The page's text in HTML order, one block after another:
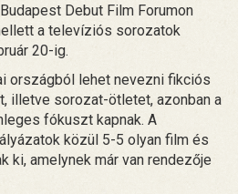
Debut Film Forumon
a televíziós sorozatok
20-ig.
országból lehet nevezni fikciós
illetve sorozat-ötletet, azonban a
fókuszt kapnak. A
közül 5-5 olyan film és
ki, amelynek már van rendezője